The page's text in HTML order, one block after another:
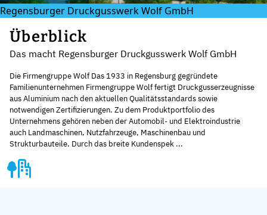
Regensburger Druckgusswerk Wolf GmbH
Überblick
Das macht Regensburger Druckgusswerk Wolf GmbH
Die Firmengruppe Wolf Das 1933 in Regensburg gegründete
Familienunternehmen Firmengruppe Wolf fertigt Druckgusserzeugnisse
aus Aluminium nach den aktuellen Qualitätsstandards sowie
notwendigen Zertifizierungen. Zu dem Produktportfolio des
Unternehmens gehören neben der Automobil- und Elektroindustrie
auch Landmaschinen, Nutzfahrzeuge, Maschinenbau und
Strukturbauteile. Durch das breite Kundenspek ...